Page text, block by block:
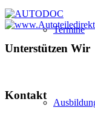
Termine
Unterstützen Wir
Kontakt